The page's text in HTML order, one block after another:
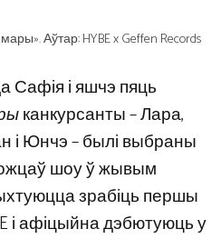
Аўтар: HYBE x Geffen Records
Сафія і яшчэ пяць
канкурсанты – Лара,
і Юнчэ – былі выбраны
шоу ў жывым
зрабіць першы
і афіцыйна дэбютуюць у